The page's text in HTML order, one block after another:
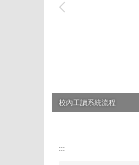
校內工讀系統流程
:::